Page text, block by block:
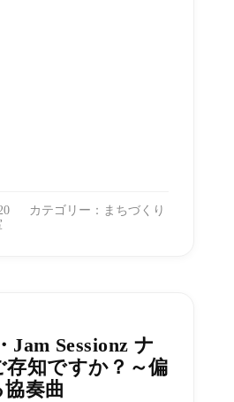
カテゴリー： まちづくり
Sessionz ナ
知ですか？～偏
奏曲